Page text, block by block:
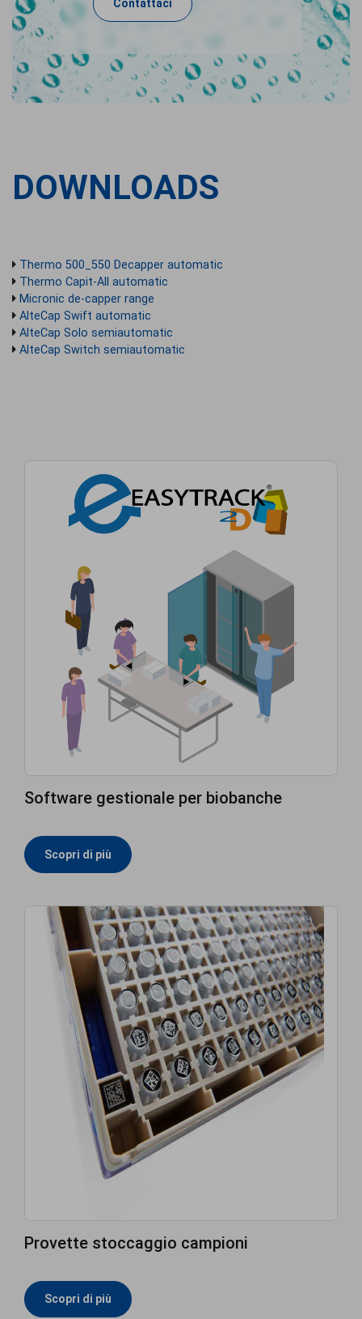
Contattaci
DOWNLOADS
Thermo 500_550 Decapper automatic
Thermo Capit-All automatic
Micronic de-capper range
AlteCap Swift automatic
AlteCap Solo semiautomatic
AlteCap Switch semiautomatic
Software gestionale per biobanche
Scopri di più
Provette stoccaggio campioni
Scopri di più